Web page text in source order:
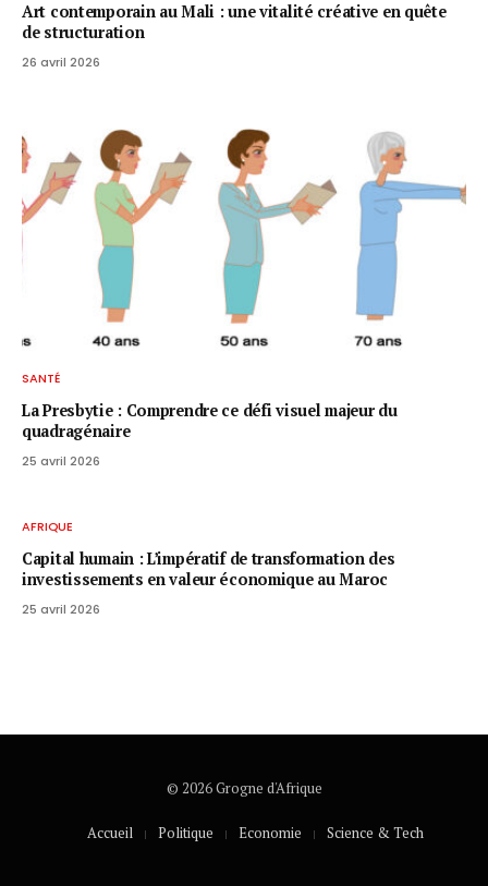
Art contemporain au Mali : une vitalité créative en quête
de structuration
26 avril 2026
SANTÉ
La Presbytie : Comprendre ce défi visuel majeur du
quadragénaire
25 avril 2026
AFRIQUE
Capital humain : L’impératif de transformation des
investissements en valeur économique au Maroc
25 avril 2026
© 2026 Grogne d'Afrique
Accueil Politique Economie Science & Tech